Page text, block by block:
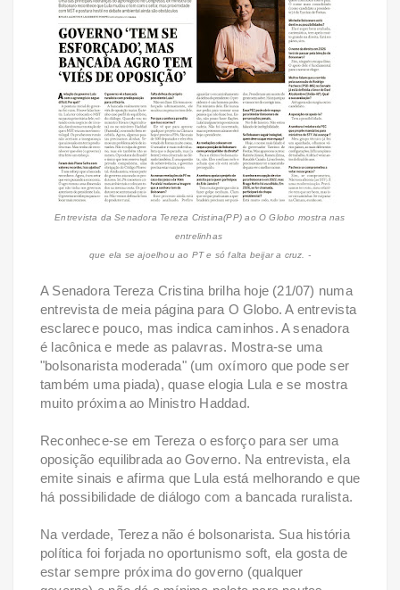
Entrevista da Senadora Tereza Cristina(PP) ao O Globo mostra nas
entrelinhas
que ela se ajoelhou ao PT e só falta beijar a cruz. -
A Senadora Tereza Cristina brilha hoje (21/07) numa
entrevista de meia página para O Globo. A entrevista
esclarece pouco, mas indica caminhos. A senadora
é lacônica e mede as palavras. Mostra-se uma
"bolsonarista moderada" (um oxímoro que pode ser
também uma piada), quase elogia Lula e se mostra
muito próxima ao Ministro Haddad.
Reconhece-se em Tereza o esforço para ser uma
oposição equilibrada ao Governo. Na entrevista, ela
emite sinais e afirma que Lula está melhorando e que
há possibilidade de diálogo com a bancada ruralista.
Na verdade, Tereza não é bolsonarista. Sua história
política foi forjada no oportunismo soft, ela gosta de
estar sempre próxima do governo (qualquer